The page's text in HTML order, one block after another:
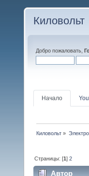
Киловольт
Добро пожаловать,
Начало
Киловольт »
Страницы: [1]2
Автор